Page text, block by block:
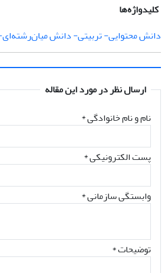
کلیدواژه‌ها
دانش محتوایی- تربیتی- دانش
ارسال نظر در مورد این مقاله
نام و نام خانوادگی*
پست الکترونیکی*
وابستگی سازمانی *
توضیحات *